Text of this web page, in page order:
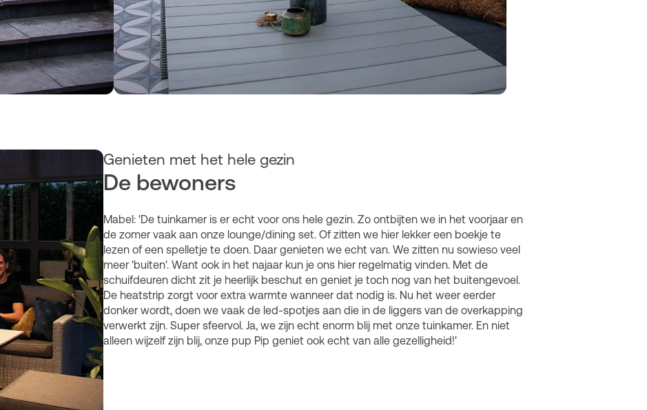
Genieten met het hele gezin
De bewoners
Mabel: 'De tuinkamer is er echt voor ons hele gezin. Zo ontbijten we in het voorjaar en
de zomer vaak aan onze lounge/dining set. Of zitten we hier lekker een boekje te
lezen of een spelletje te doen. Daar genieten we echt van. We zitten nu sowieso veel
meer 'buiten'. Want ook in het najaar kun je ons hier regelmatig vinden. Met de
schuifdeuren dicht zit je heerlijk beschut en geniet je toch nog van het buitengevoel.
De heatstrip zorgt voor extra warmte wanneer dat nodig is. Nu het weer eerder
donker wordt, doen we vaak de led-spotjes aan die in de liggers van de overkapping
verwerkt zijn. Super sfeervol. Ja, we zijn echt enorm blij met onze tuinkamer. En niet
alleen wijzelf zijn blij, onze pup Pip geniet ook echt van alle gezelligheid!'